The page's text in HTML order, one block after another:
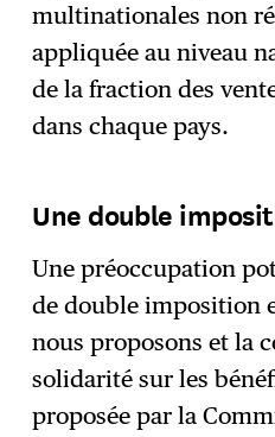
multinationales non
appliquée au niveau
de la fraction des
dans chaque pays.
Une double
Une préoccupation
de double imposition
nous proposons et la
solidarité sur les
proposée par la